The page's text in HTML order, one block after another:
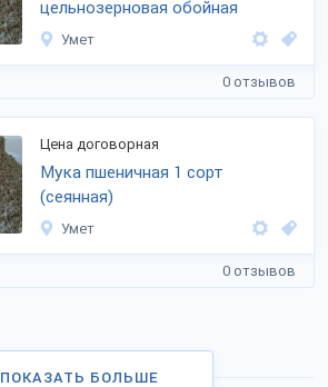
цельнозерновая обойная
Умет
0 отзывов
Цена договорная
Мука пшеничная 1 сорт
(сеянная)
Умет
0 отзывов
ПОКАЗАТЬ БОЛЬШЕ